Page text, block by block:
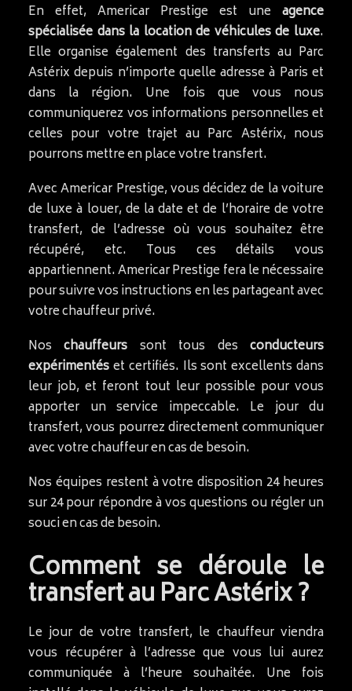
En effet, Americar Prestige est une agence
spécialisée dans la location de véhicules de luxe.
Elle organise également des transferts au Parc
Astérix depuis n’importe quelle adresse à Paris et
dans la région. Une fois que vous nous
communiquerez vos informations personnelles et
celles pour votre trajet au Parc Astérix, nous
pourrons mettre en place votre transfert.
Avec Americar Prestige, vous décidez de la voiture
de luxe à louer, de la date et de l’horaire de votre
transfert, de l’adresse où vous souhaitez être
récupéré, etc. Tous ces détails vous
appartiennent. Americar Prestige fera le nécessaire
pour suivre vos instructions en les partageant avec
votre chauffeur privé.
Noschauffeurs sont tous desconducteurs
expérimentéset certifiés. Ils sont excellents dans
leur job, et feront tout leur possible pour vous
apporter un service impeccable. Le jour du
transfert, vous pourrez directement communiquer
avec votre chauffeur en cas de besoin.
Nos équipes restent à votre disposition 24 heures
sur 24 pour répondre à vos questions ou régler un
souci en cas de besoin.
Comment se déroule le
transfert au Parc Astérix ?
Le jour de votre transfert, le chauffeur viendra
vous récupérer à l’adresse que vous lui aurez
communiquée à l’heure souhaitée. Une fois